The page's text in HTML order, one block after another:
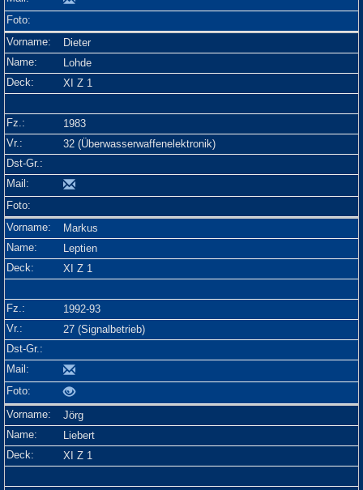
Dieter
Lohde
XI Z 1
1983
32 (Überwasserwaffenelektronik)
Markus
Leptien
XI Z 1
1992-93
27 (Signalbetrieb)
Jörg
Liebert
XI Z 1